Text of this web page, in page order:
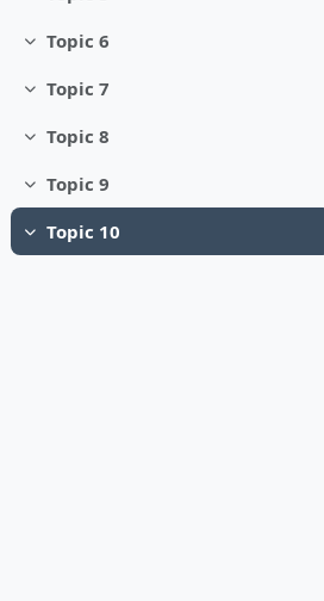
Minimizza
Topic 6
Minimizza
Topic 7
Minimizza
Topic 8
Minimizza
Topic 9
Minimizza
Topic 10